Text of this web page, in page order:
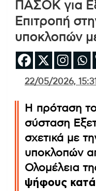
ΠΑΣΟΚ για
Επιτροπή
υποκλοπών
22/05/2026, 15:31
Η πρόταση
σύσταση
σχετικά με
υποκλοπών
Ολομέλεια
ψήφους κατά